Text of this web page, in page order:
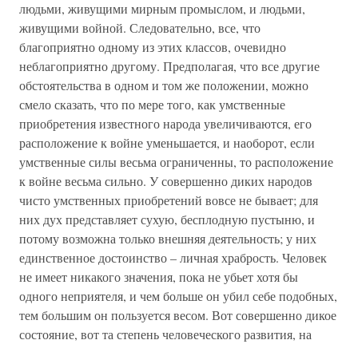
людьми, живущими мирным промыслом, и людьми,
живущими войной. Следовательно, все, что
благоприятно одному из этих классов, очевидно
неблагоприятно другому. Предполагая, что все другие
обстоятельства в одном и том же положении, можно
смело сказать, что по мере того, как умственные
приобретения известного народа увеличиваются, его
расположение к войне уменьшается, и наоборот, если
умственные силы весьма ограниченны, то расположение
к войне весьма сильно. У совершенно диких народов
чисто умственных приобретений вовсе не бывает; для
них дух представляет сухую, бесплодную пустыню, и
потому возможна только внешняя деятельность; у них
единственное достоинство – личная храбрость. Человек
не имеет никакого значения, пока не убьет хотя бы
одного неприятеля, и чем больше он убил себе подобных,
тем большим он пользуется весом. Вот совершенно дикое
состояние, вот та степень человеческого развития, на